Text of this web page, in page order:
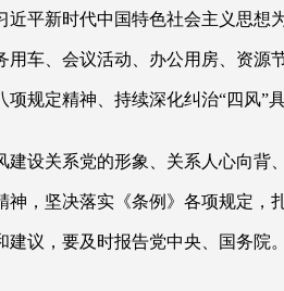
平新时代中国特色社会主义思想
用车、会议活动、办公用房、资
项规定精神、持续深化纠治“四风”
建设关系党的形象、关系人心向
，坚决落实《条例》各项规定
议，要及时报告党中央、国务院。